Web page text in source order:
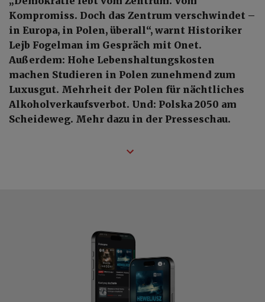
Kompromiss. Doch das Zentrum verschwindet –
in Europa, in Polen, überall“, warnt Historiker
Lejb Fogelman im Gespräch mit Onet.
Außerdem: Hohe Lebenshaltungskosten
machen Studieren in Polen zunehmend zum
Luxusgut. Mehrheit der Polen für nächtliches
Alkoholverkaufsverbot. Und: Polska 2050 am
Scheideweg. Mehr dazu in der Presseschau.